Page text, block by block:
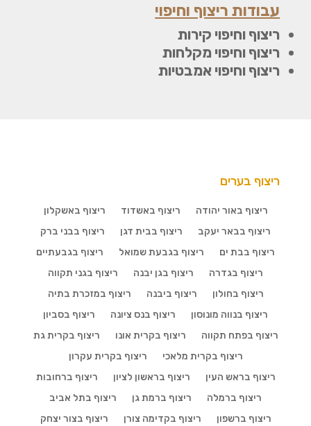
עבודות ריצוף וחיפוי
ריצוף וחיפוי קירות
ריצוף וחיפוי מקלחות
ריצוף וחיפוי אמבטיות
ריצוף בערים
ריצוף באור יהודה ריצוף באשדוד
ריצוף באשקלון
ריצוף בבאר יעקב
ריצוף בבית דגן
ריצוף בבני ברק
ריצוף בבת ים
ריצוף בגבעת שמואל
ריצוף בגבעתיים
ריצוף בגדרה
ריצוף בגן יבנה
ריצוף בגני תקווה
ריצוף בחולון
ריצוף ביבנה
ריצוף במזכרת בתיה
ריצוף בנווה מונוסון
ריצוף בנס ציונה
ריצוף בסביון
ריצוף בפתח תקווה
ריצוף בקרית אונו
ריצוף בקרית גת
ריצוף בקרית מלאכי
ריצוף בקרית עקרון
ריצוף בראש העין
ריצוף בראשון לציון
ריצוף ברחובות
ריצוף ברמלה
ריצוף ברמת גן
ריצוף בתל אביב
ריצוף ברשפון
ריצוף בקדימה צורן
ריצוף בצור יצחק